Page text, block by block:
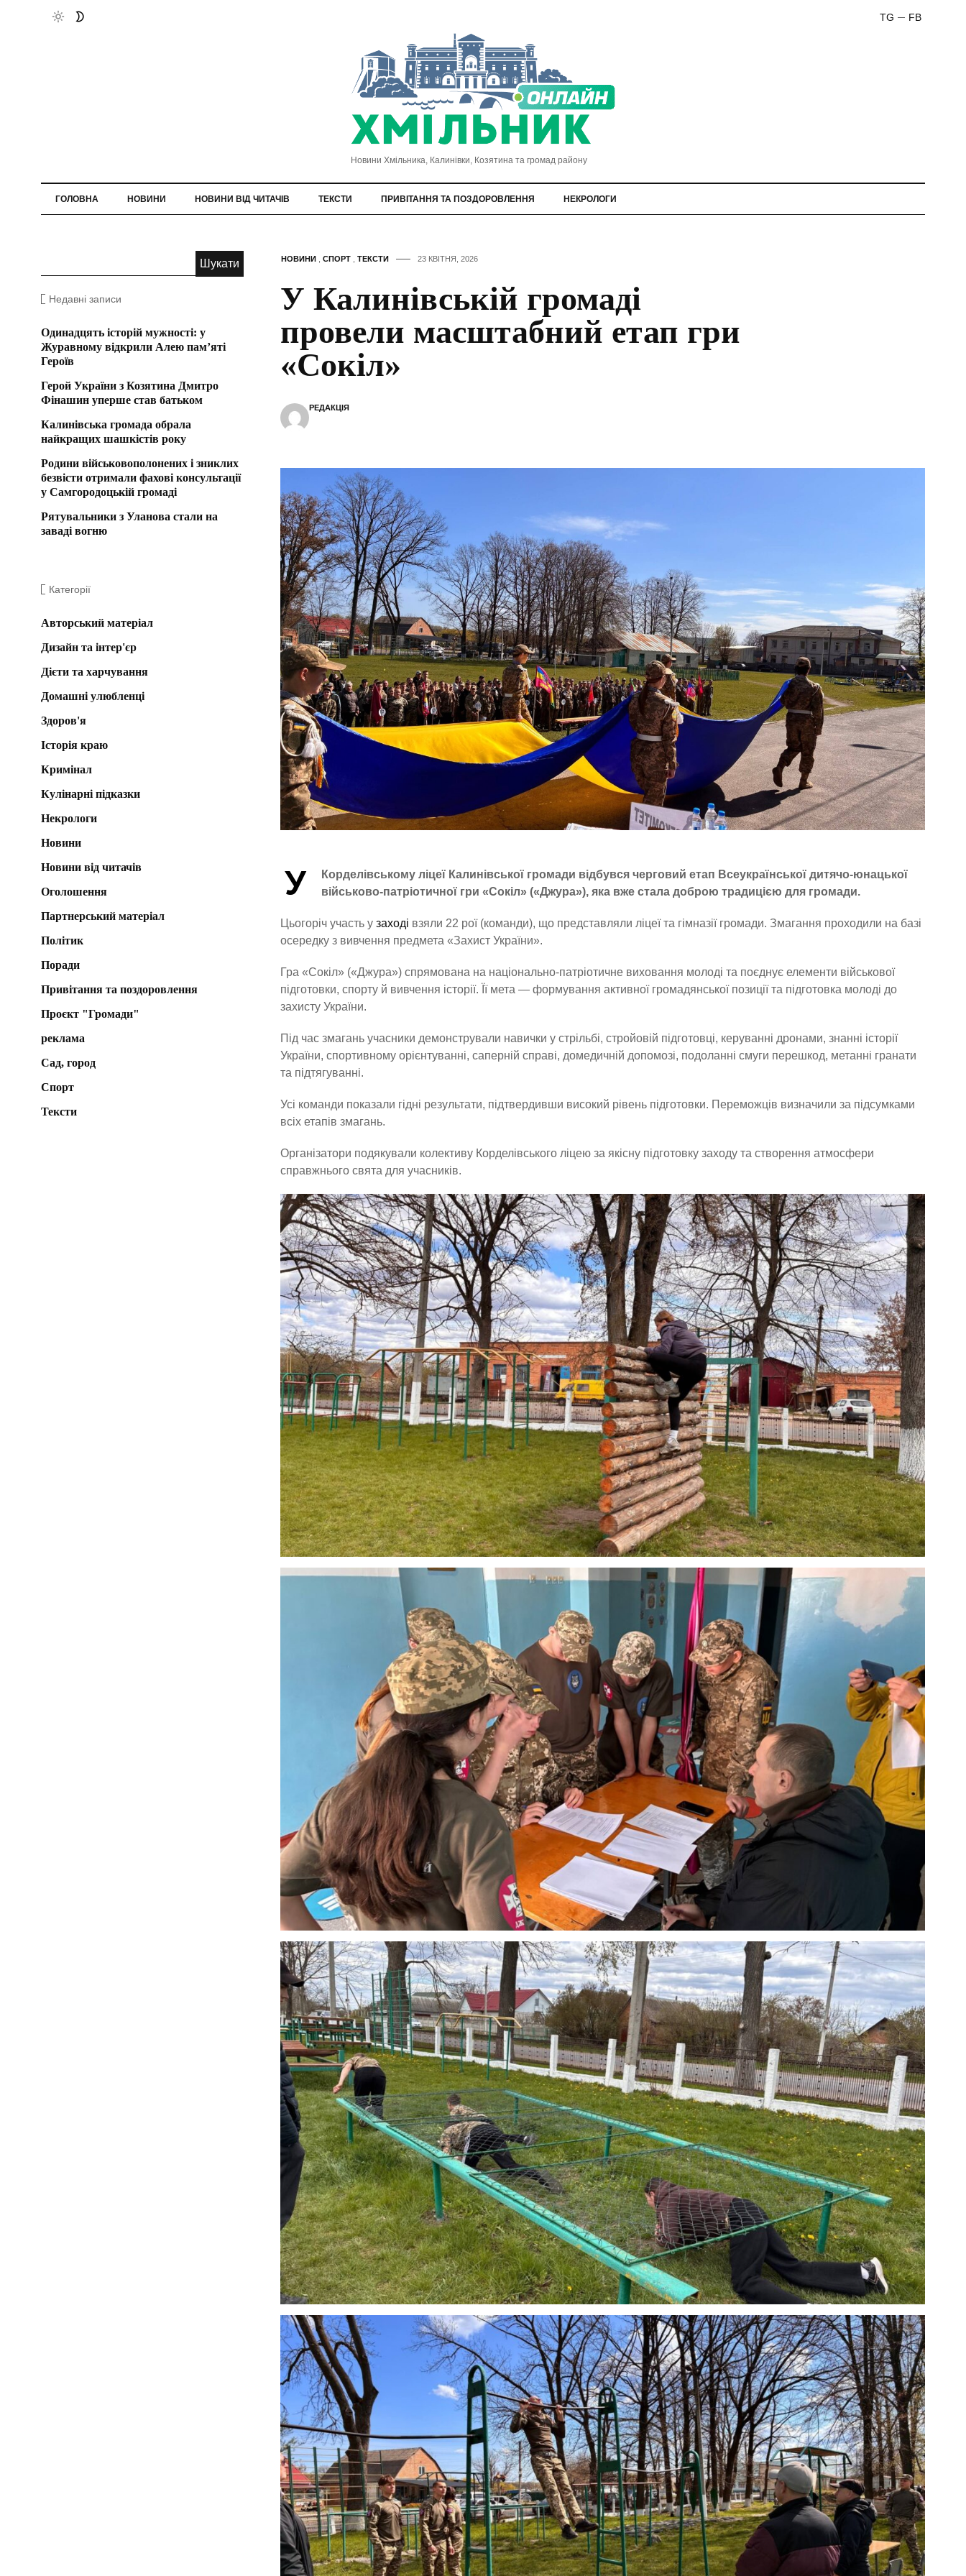
FB
TG
Новини Хмільника, Калинівки, Козятина та громад району
ГОЛОВНА НОВИНИ НОВИНИ ВІД ЧИТАЧІВ ТЕКСТИ ПРИВІТАННЯ ТА ПОЗДОРОВЛЕННЯ НЕКРОЛОГИ
НОВИНИ, СПОРТ, ТЕКСТИ 23 КВІТНЯ, 2026
У Калинівській громаді
провели масштабний етап гри
«Сокіл»
РЕДАКЦІЯ
У
Корделівському ліцеї Калинівської громади відбувся черговий етап Всеукраїнської дитячо-юнацької
військово-патріотичної гри «Сокіл» («Джура»), яка вже стала доброю традицією для громади.
Цьогоріч участь у заході взяли 22 рої (команди), що представляли ліцеї та гімназії громади. Змагання проходили на базі
осередку з вивчення предмета «Захист України».
Гра «Сокіл» («Джура») спрямована на національно-патріотичне виховання молоді та поєднує елементи військової
підготовки, спорту й вивчення історії. Її мета — формування активної громадянської позиції та підготовка молоді до
захисту України.
Під час змагань учасники демонстрували навички у стрільбі, стройовій підготовці, керуванні дронами, знанні історії
України, спортивному орієнтуванні, саперній справі, домедичній допомозі, подоланні смуги перешкод, метанні гранати
та підтягуванні.
Усі команди показали гідні результати, підтвердивши високий рівень підготовки. Переможців визначили за підсумками
всіх етапів змагань.
Організатори подякували колективу Корделівського ліцею за якісну підготовку заходу та створення атмосфери
справжнього свята для учасників.
Недавні записи
Одинадцять історій мужності: у
Журавному відкрили Алею пам’яті
Героїв
Герой України з Козятина Дмитро
Фінашин уперше став батьком
Калинівська громада обрала
найкращих шашкістів року
Родини військовополонених і зниклих
безвісти отримали фахові консультації
у Самгородоцькій громаді
Рятувальники з Уланова стали на
заваді вогню
Категорії
Авторський матеріал
Дизайн та інтер'єр
Дієти та харчування
Домашні улюбленці
Здоров'я
Історія краю
Кримінал
Кулінарні підказки
Некрологи
Новини
Новини від читачів
Оголошення
Партнерський матеріал
Політик
Поради
Привітання та поздоровлення
Проєкт "Громади"
реклама
Сад, город
Спорт
Тексти